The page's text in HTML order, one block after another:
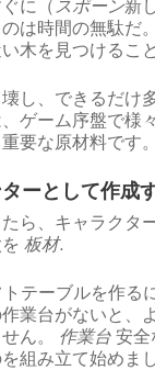
に（スポーン新
は時間の無駄だ
木を見つけるこ
し、できるだけ
ゲーム序盤で様
要な原材料です
ーとして作成
ら、キャラクタ
板材.
テーブルを作る
業台がないと、
ん。 作業台 安全
組み立て始めま